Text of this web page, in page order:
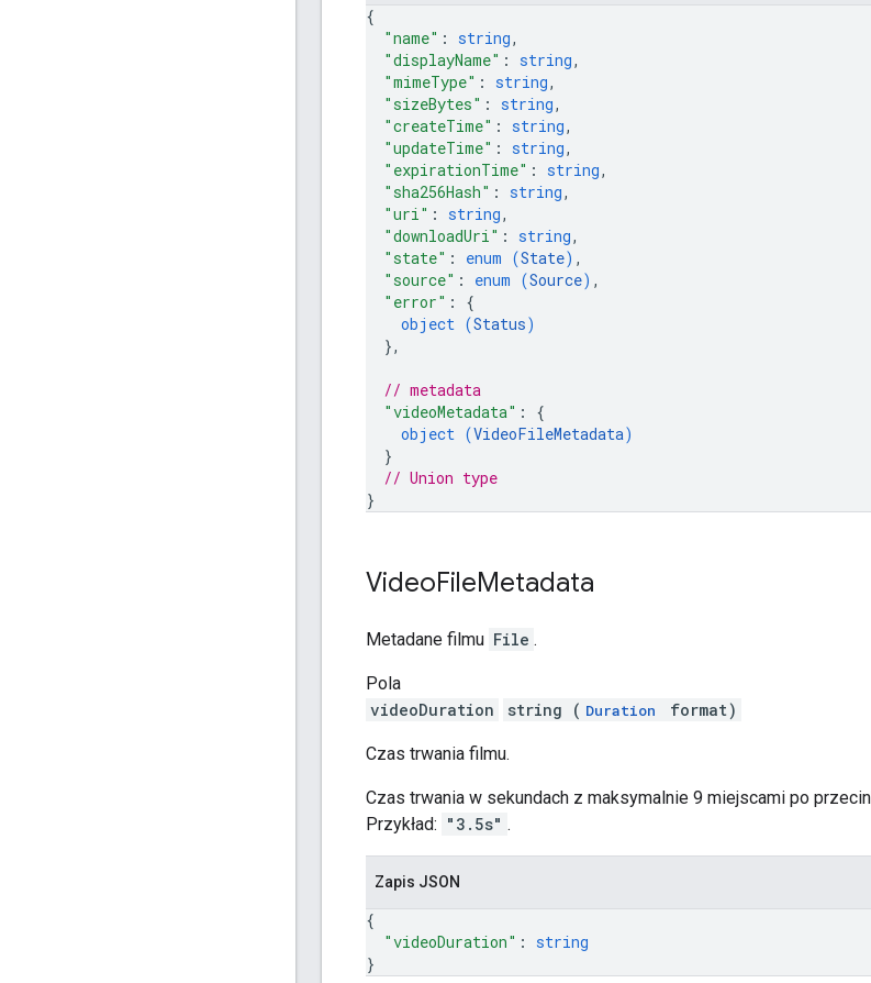
{
"name" : string,
"displayName" : string,
"mimeType" : string,
"sizeBytes" : string,
"createTime" : string,
"updateTime" : string,
"expirationTime" : string,
"sha256Hash" : string,
"uri" : string,
"downloadUri" : string,
"state" : enum (State) ,
"source" : enum (Source) ,
"error" : {
object (Status)
},
// metadata
"videoMetadata" : {
object (VideoFileMetadata)
}
// Union type
}
VideoFileMetadata
Metadane filmu File .
Pola
videoDuration
string ( Duration format)
Czas trwania filmu.
Czas trwania w sekundach z maksymalnie 9 miejscami po
Przykład: "3.5s" .
Zapis JSON
{
"videoDuration" : string
}